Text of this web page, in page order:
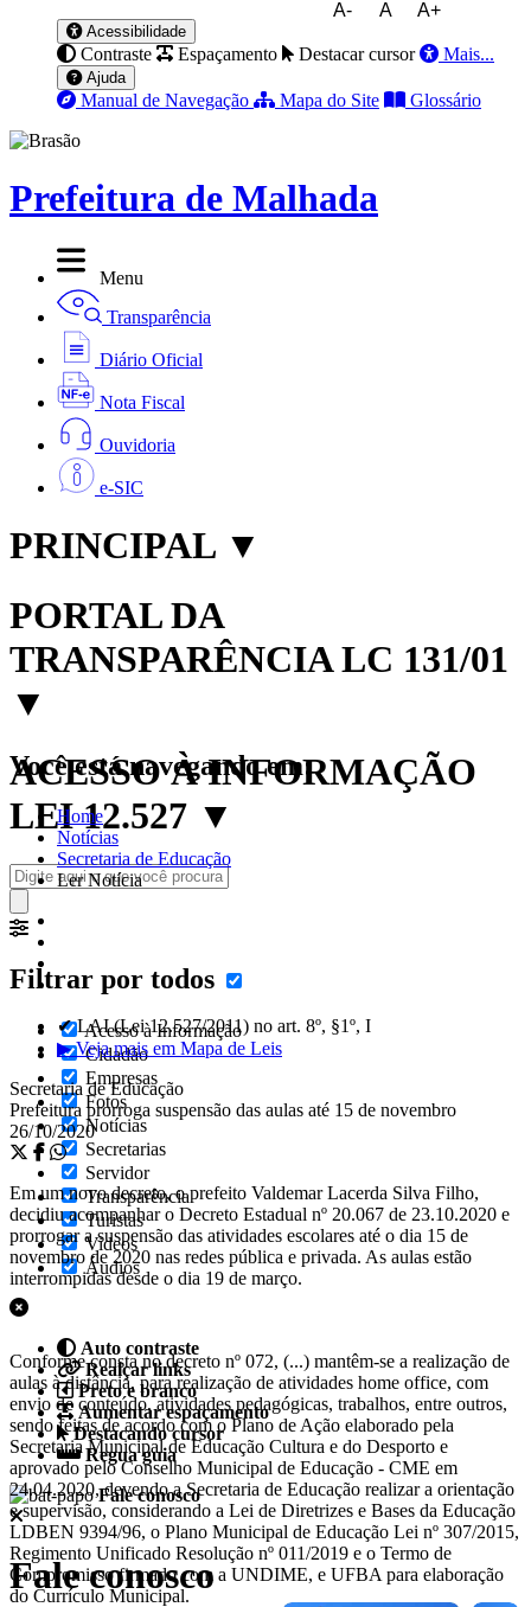
A- A A+
Acessibilidade
Contraste Espaçamento Destacar cursor Mais...
Ajuda
Manual de Navegação Mapa do Site Glossário
Prefeitura de Malhada
Menu
Transparência
Diário Oficial
Nota Fiscal
Ouvidoria
e-SIC
PRINCIPAL ▼
PORTAL DA
TRANSPARÊNCIA LC 131/01
▼
ACESSO À INFORMAÇÃO
LEI 12.527 ▼
Filtrar por todos
Acesso à Informação
Cidadão
Empresas
Fotos
Notícias
Secretarias
Servidor
Transparência
Turistas
Videos
Áudios
Auto contraste
Realçar links
Preto e branco
Aumentar espaçamento
Destacando cursor
Regua guia
Fale conosco
Fale conosco
Você está navegando em:
Home
Notícias
Secretaria de Educação
Ler Notícia
✔ LAI (Lei 12.527/2011) no art. 8º, §1º, I
▶ Veja mais em Mapa de Leis
Secretaria de Educação
Prefeitura prorroga suspensão das aulas até 15 de novembro
26/10/2020
Em um novo decreto, o prefeito Valdemar Lacerda Silva Filho,
decidiu acompanhar o Decreto Estadual nº 20.067 de 23.10.2020 e
prorrogar a suspensão das atividades escolares até o dia 15 de
novembro de 2020 nas redes pública e privada. As aulas estão
interrompidas desde o dia 19 de março.
Conforme consta no decreto nº 072, (...) mantêm-se a realização de
aulas à distância, para realização de atividades home office, com
envio de conteúdo, atividades pedagógicas, trabalhos, entre outros,
sendo feitas de acordo com o Plano de Ação elaborado pela
Secretaria Municipal de Educação Cultura e do Desporto e
aprovado pelo Conselho Municipal de Educação - CME em
24.04.2020, devendo a Secretaria de Educação realizar a orientação
e supervisão, considerando a Lei de Diretrizes e Bases da Educação
LDBEN 9394/96, o Plano Municipal de Educação Lei nº 307/2015,
Regimento Unificado Resolução nº 011/2019 e o Termo de
Compromisso firmado com a UNDIME, e UFBA para elaboração
do Currículo Municipal.